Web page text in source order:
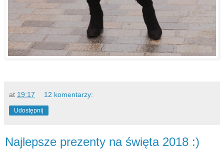
at 19:17 12 komentarzy:
Udostępnij
Najlepsze prezenty na święta 2018 :)